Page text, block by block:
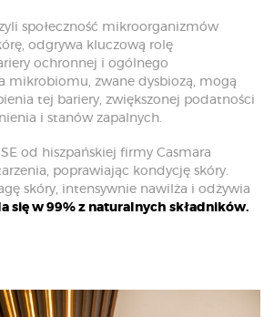
społeczność mikroorganizmów
odgrywa kluczową rolę
ochronnej i ogólnego
mikrobiomu, zwane dysbiozą, mogą
tej bariery, zwiększonej podatności
i stanów zapalnych.
od hiszpańskiej firmy Casmara
poprawiając kondycję skóry.
skóry, intensywnie nawilża i odżywia
się w 99% z naturalnych składników.